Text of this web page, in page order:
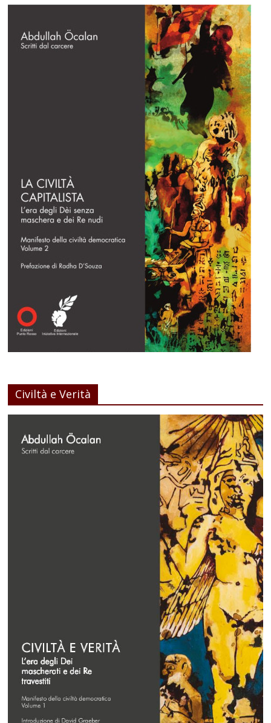
Civiltà e Verità